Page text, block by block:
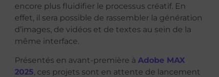
encore plus fluidifier le processus créatif. En
effet, il sera possible de rassembler la génération
d’images, de vidéos et de textes au sein de la
même interface.
Présentés en avant-première à Adobe MAX
2025, ces projets sont en attente de lancement